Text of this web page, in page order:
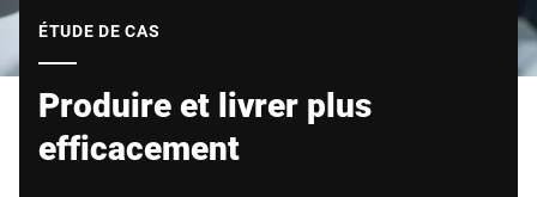
ÉTUDE DE CAS
Produire et livrer plus
efficacement